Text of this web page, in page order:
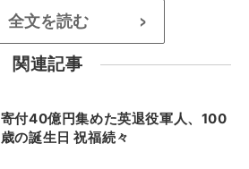
全文を読む >
関連記事
寄付40億円集めた英退役軍人、100
歳の誕生日 祝福続々